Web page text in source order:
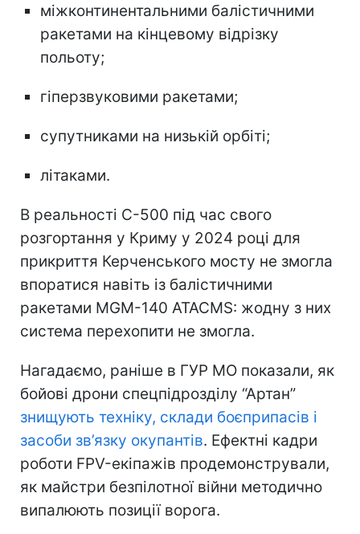
міжконтинентальними балістичними
ракетами на кінцевому відрізку
польоту;
гіперзвуковими ракетами;
супутниками на низькій орбіті;
літаками.
В реальності С-500 під час свого
розгортання у Криму у 2024 році для
прикриття Керченського мосту не змогла
впоратися навіть із балістичними
ракетами MGM-140 ATACMS: жодну з них
система перехопити не змогла.
Нагадаємо, раніше в ГУР МО показали, як
бойові дрони спецпідрозділу “Артан”
знищують техніку, склади боєприпасів і
засоби зв’язку окупантів. Ефектні кадри
роботи FPV-екіпажів продемонстрували,
як майстри безпілотної війни методично
випалюють позиції ворога.